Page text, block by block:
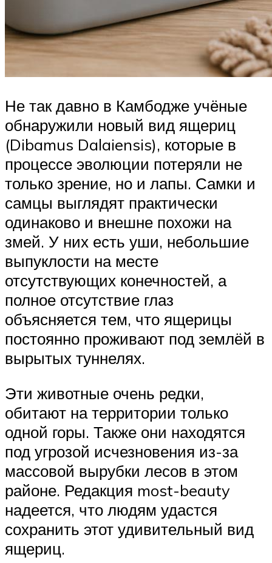
Не так давно в Камбодже учёные
обнаружили новый вид ящериц
(Dibamus Dalaiensis), которые в
процессе эволюции потеряли не
только зрение, но и лапы. Самки и
самцы выглядят практически
одинаково и внешне похожи на
змей. У них есть уши, небольшие
выпуклости на месте
отсутствующих конечностей, а
полное отсутствие глаз
объясняется тем, что ящерицы
постоянно проживают под землёй в
вырытых туннелях.
Эти животные очень редки,
обитают на территории только
одной горы. Также они находятся
под угрозой исчезновения из-за
массовой вырубки лесов в этом
районе. Редакция most-beauty
надеется, что людям удастся
сохранить этот удивительный вид
ящериц.